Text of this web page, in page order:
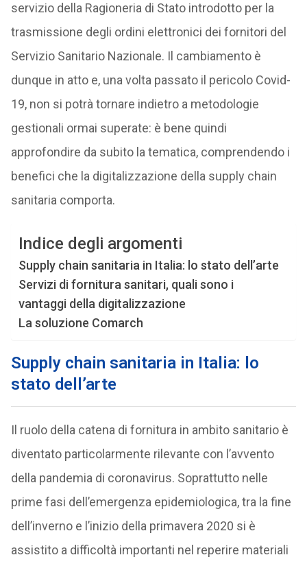
servizio della Ragioneria di Stato introdotto per la
trasmissione degli ordini elettronici dei fornitori del
Servizio Sanitario Nazionale. Il cambiamento è
dunque in atto e, una volta passato il pericolo Covid-
19, non si potrà tornare indietro a metodologie
gestionali ormai superate: è bene quindi
approfondire da subito la tematica, comprendendo i
benefici che la digitalizzazione della supply chain
sanitaria comporta.
Indice degli argomenti
Supply chain sanitaria in Italia: lo stato dell’arte
Servizi di fornitura sanitari, quali sono i
vantaggi della digitalizzazione
La soluzione Comarch
Supply chain sanitaria in Italia: lo
stato dell’arte
Il ruolo della catena di fornitura in ambito sanitario è
diventato particolarmente rilevante con l’avvento
della pandemia di coronavirus. Soprattutto nelle
prime fasi dell’emergenza epidemiologica, tra la fine
dell’inverno e l’inizio della primavera 2020 si è
assistito a difficoltà importanti nel reperire materiali